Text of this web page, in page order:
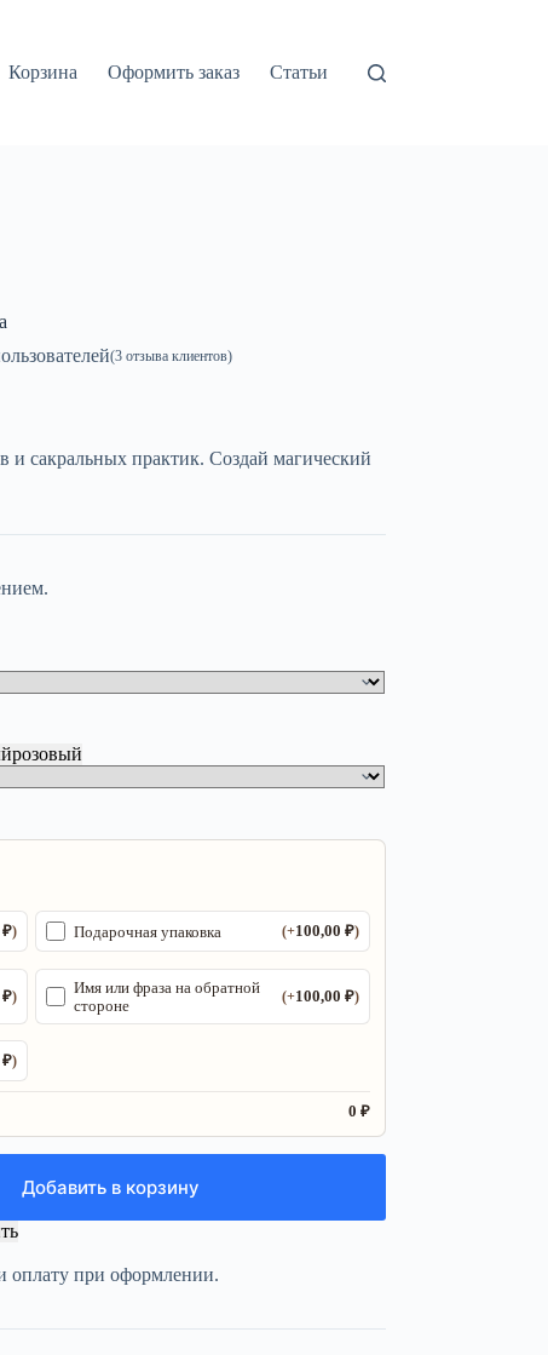
Корзина Оформить заказ Статьи
(3отзыва клиентов)
и сакральных практик. Создай магический
розовый
₽) Подарочная упаковка (+100,00 ₽)
₽)
Имя или фраза на обратной
стороне
(+100,00 ₽)
₽)
0 ₽
Добавить в корзину
оплату при оформлении.